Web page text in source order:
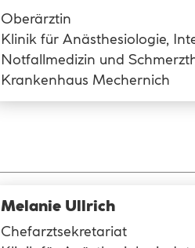
Oberärztin
Klinik für Anästhesiologie,
Notfallmedizin und
Krankenhaus Mechernich
Melanie Ullrich
Chefarztsekretariat